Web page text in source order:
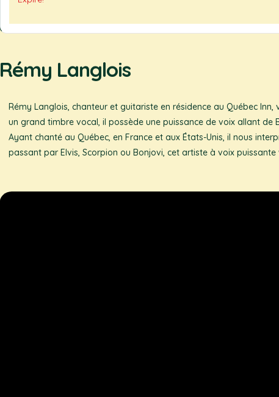
Rémy Langlois
Rémy Langlois, chanteur et guitariste en résidence au Québec Inn,
un grand timbre vocal, il possède une puissance de voix allant de
Ayant chanté au Québec, en France et aux États-Unis, il nous
passant par Elvis, Scorpion ou Bonjovi, cet artiste à voix